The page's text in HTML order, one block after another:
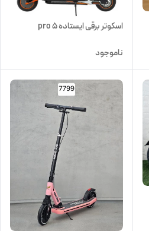
اسکوتر برقی ایستاده pro 5
ناموجود